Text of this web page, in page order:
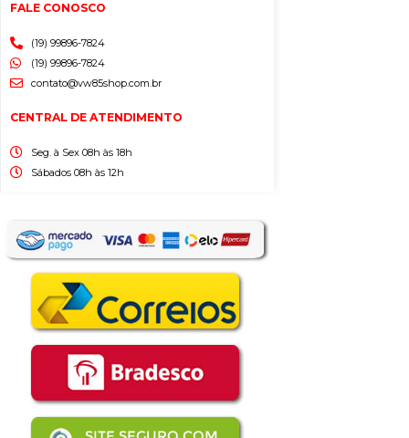
FALE CONOSCO
(19) 99896-7824
(19) 99896-7824
contato@vw85shop.com.br
CENTRAL DE ATENDIMENTO
Seg. à Sex 08h às 18h
Sábados 08h às 12h